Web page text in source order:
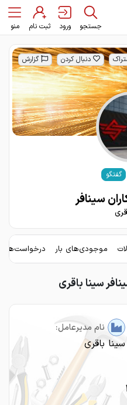
جستجو ورود ثبت نام منو
دنبال کردن گزارش
گفتگو
سینافر
موجودی‌های بار
سینا باقری
نام مدیرعامل:
سینا باقری